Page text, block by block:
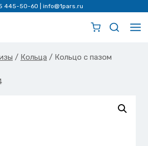
445-50-60 info@1pars.ru
/ Кольца / Кольцо с пазом